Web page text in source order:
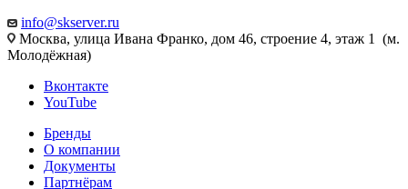
info@skserver.ru
Москва, улица Ивана Франко, дом 46, строение 4, этаж 1 (м.
Молодёжная)
Вконтакте
YouTube
Бренды
О компании
Документы
Партнёрам